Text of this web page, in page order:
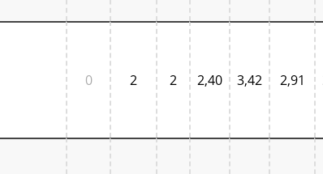
de la Loire
London
South East
South West
0 2 2 2,40 3,42 2,91